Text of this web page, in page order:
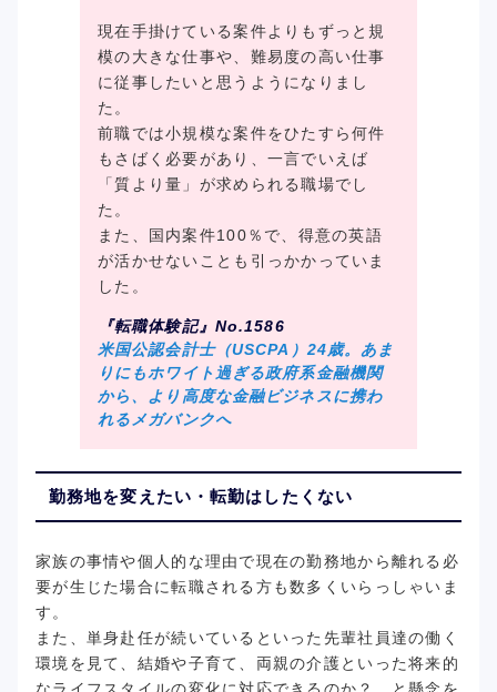
現在手掛けている案件よりもずっと規
模の大きな仕事や、難易度の高い仕事
に従事したいと思うようになりまし
た。
前職では小規模な案件をひたすら何件
もさばく必要があり、一言でいえば
「質より量」が求められる職場でし
た。
また、国内案件100％で、得意の英語
が活かせないことも引っかかっていま
した。
『転職体験記』No.1586
米国公認会計士（USCPA）24歳。あま
りにもホワイト過ぎる政府系金融機関
から、より高度な金融ビジネスに携わ
れるメガバンクへ
勤務地を変えたい・転勤はしたくない
家族の事情や個人的な理由で現在の勤務地から離れる必
要が生じた場合に転職される方も数多くいらっしゃいま
す。
また、単身赴任が続いているといった先輩社員達の働く
環境を見て、結婚や子育て、両親の介護といった将来的